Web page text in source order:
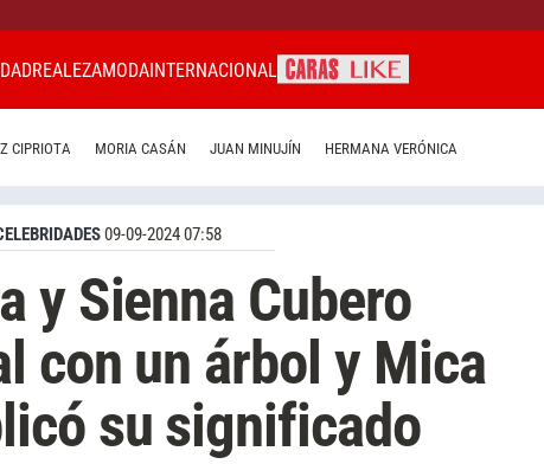
REALEZAMODAINTERNACIONAL
CIPRIOTA MORIA CASÁN JUAN MINUJÍN HERMANA VERÓNICA
09-09-2024 07:58
y Sienna Cubero
con un árbol y Mica
su significado